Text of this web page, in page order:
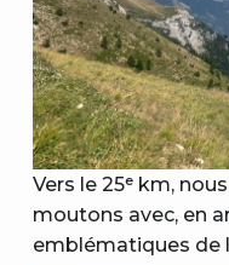
Vers le 25ᵉ km,
moutons avec, en
emblématiques de